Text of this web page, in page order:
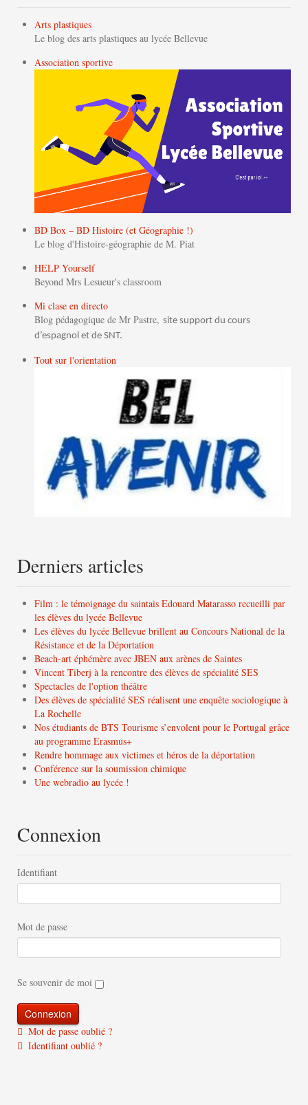
Arts plastiques
Le blog des arts plastiques au lycée Bellevue
Association sportive
BD Box – BD Histoire (et Géographie !)
Le blog d'Histoire-géographie de M. Piat
HELP Yourself
Beyond Mrs Lesueur's classroom
Mi clase en directo
Blog pédagogique de Mr Pastre, site support du cours
d’espagnol et de SNT.
Tout sur l'orientation
Derniers articles
Film : le témoignage du saintais Edouard Matarasso recueilli par
les élèves du lycée Bellevue
Les élèves du lycée Bellevue brillent au Concours National de la
Résistance et de la Déportation
Beach-art éphémère avec JBEN aux arènes de Saintes
Vincent Tiberj à la rencontre des élèves de spécialité SES
Spectacles de l'option théâtre
Des élèves de spécialité SES réalisent une enquête sociologique à
La Rochelle
Nos étudiants de BTS Tourisme s’envolent pour le Portugal grâce
au programme Erasmus+
Rendre hommage aux victimes et héros de la déportation
Conférence sur la soumission chimique
Une webradio au lycée !
Connexion
Identifiant
Mot de passe
Se souvenir de moi
Mot de passe oublié ?
Identifiant oublié ?